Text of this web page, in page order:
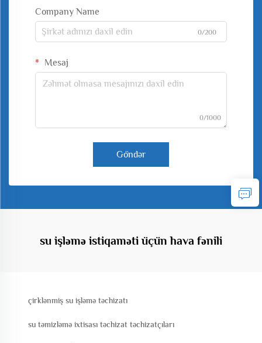
Company Name
0/200
Mesaj
0/1000
Göndər
su işləmə istiqaməti üçün hava fənili
çirklənmiş su işləmə təchizatı
su təmizləmə ixtisası təchizat təchizatçıları